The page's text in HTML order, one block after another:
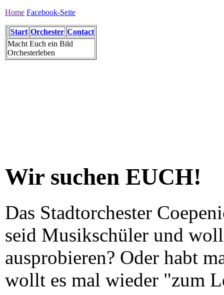
Home Facebook-Seite
Start Orchester Contact
Macht Euch ein Bild
Orchesterleben
Wir suchen EUCH!
Das Stadtorchester
seid Musikschüler und
ausprobieren? Oder habt
wollt es mal wieder "zum